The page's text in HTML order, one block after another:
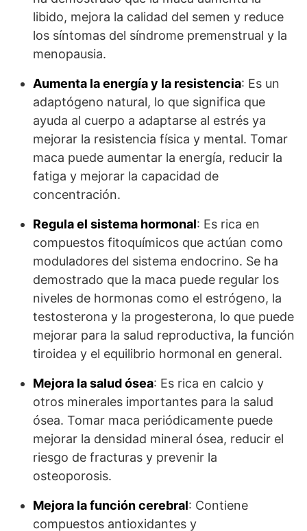
libido, mejora la calidad del semen y reduce
los síntomas del síndrome premenstrual y la
menopausia.
Aumenta la energía y la resistencia: Es un
adaptógeno natural, lo que significa que
ayuda al cuerpo a adaptarse al estrés ya
mejorar la resistencia física y mental. Tomar
maca puede aumentar la energía, reducir la
fatiga y mejorar la capacidad de
concentración.
Regula el sistema hormonal: Es rica en
compuestos fitoquímicos que actúan como
moduladores del sistema endocrino. Se ha
demostrado que la maca puede regular los
niveles de hormonas como el estrógeno, la
testosterona y la progesterona, lo que puede
mejorar para la salud reproductiva, la función
tiroidea y el equilibrio hormonal en general.
Mejora la salud ósea: Es rica en calcio y
otros minerales importantes para la salud
ósea. Tomar maca periódicamente puede
mejorar la densidad mineral ósea, reducir el
riesgo de fracturas y prevenir la
osteoporosis.
Mejora la función cerebral: Contiene
compuestos antioxidantes y